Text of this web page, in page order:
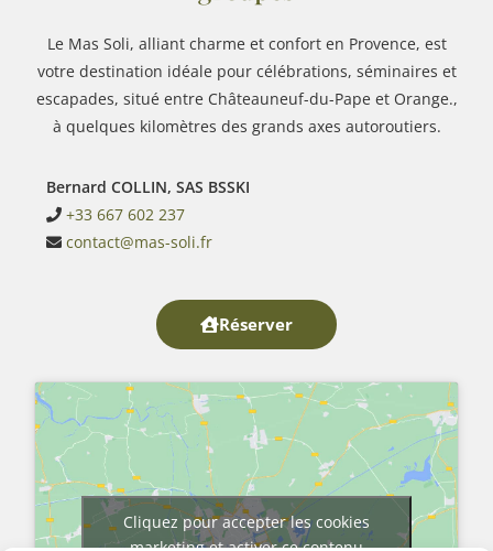
Le Mas Soli, alliant charme et confort en Provence, est
votre destination idéale pour célébrations, séminaires et
escapades, situé entre Châteauneuf-du-Pape et Orange.,
à quelques kilomètres des grands axes autoroutiers.
Bernard COLLIN, SAS BSSKI
+33 667 602 237
contact@mas-soli.fr
Réserver
Cliquez pour accepter les cookies